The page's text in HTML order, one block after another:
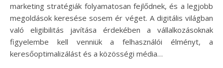
marketing stratégiák folyamatosan fejlődnek, és a legjobb
megoldások keresése sosem ér véget. A digitális világban
való eligibilitás javítása érdekében a vállalkozásoknak
figyelembe kell venniük a felhasználói élményt, a
keresőoptimalizálást és a közösségi média…